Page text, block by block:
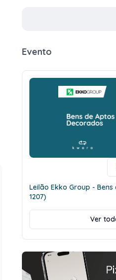
Evento
Leilão Ekko Group -
1207)
Ver